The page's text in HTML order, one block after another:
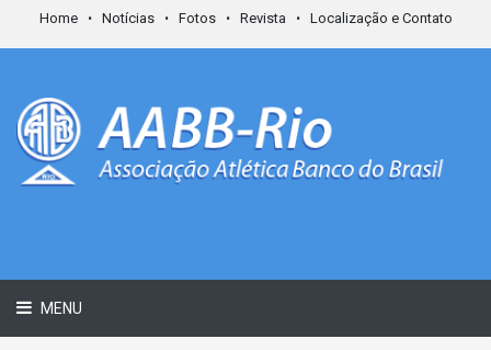
Home Notícias Fotos Revista Localização e Contato
MENU